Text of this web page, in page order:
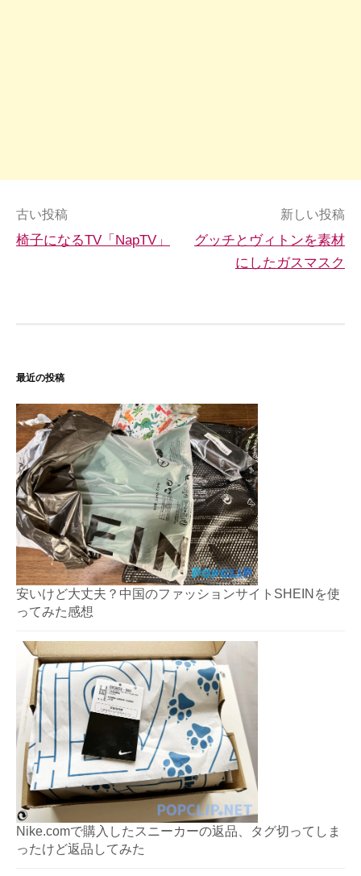
投
稿
ョ
ン
古い投稿
椅子になるTV「NapTV」
新しい投稿
グッチとヴィトンを素材
にしたガスマスク
最近の投稿
安いけど大丈夫？中国のファッションサイトSHEINを使
ってみた感想
Nike.comで購入したスニーカーの返品、タグ切ってしま
ったけど返品してみた